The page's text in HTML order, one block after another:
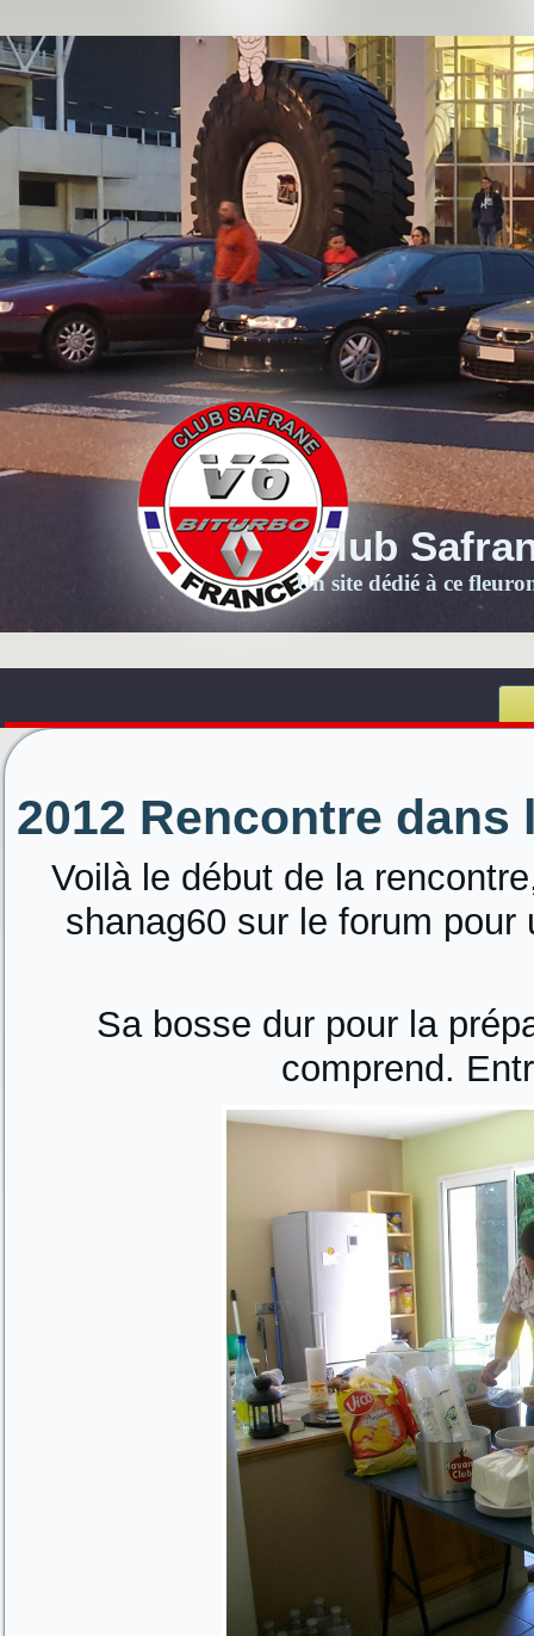
Club
Un site dédié à ce
2012 Rencontre dans
Voilà le début de la
shanag60 sur le forum
Sa bosse dur pour la
comprend.